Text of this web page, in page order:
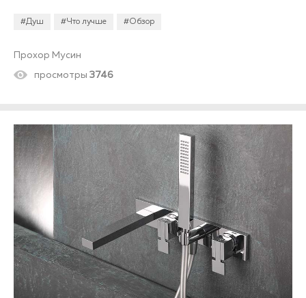
#Душ #Что лучше #Обзор
Они занимают относительно немного места, имеют
Мы составили для вас собственный рейтинг накопительных
водонагревателей 30–50 литров 2021–2022 годов.
Прохор Мусин
просмотры 3746